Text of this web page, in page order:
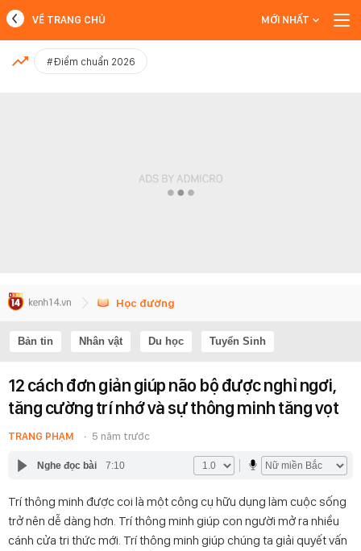
MỚI NHẤT
VỀ TRANG CHỦ MỚI NHẤT
#Điểm chuẩn 2026
Học đường
Bản tin Nhân vật Du học Tuyển Sinh
12 cách đơn giản giúp não bộ được nghỉ ngơi,
tăng cường trí nhớ và sự thông minh tăng vọt
TRANG PHẠM 5 năm trước
Nghe đọc bài 7:10
Trí thông minh được coi là một công cụ hữu dụng làm cuộc sống
trở nên dễ dàng hơn. Trí thông minh giúp con người mở ra nhiều
cánh cửa tri thức mới. Trí thông minh giúp chúng ta giải quyết vấn